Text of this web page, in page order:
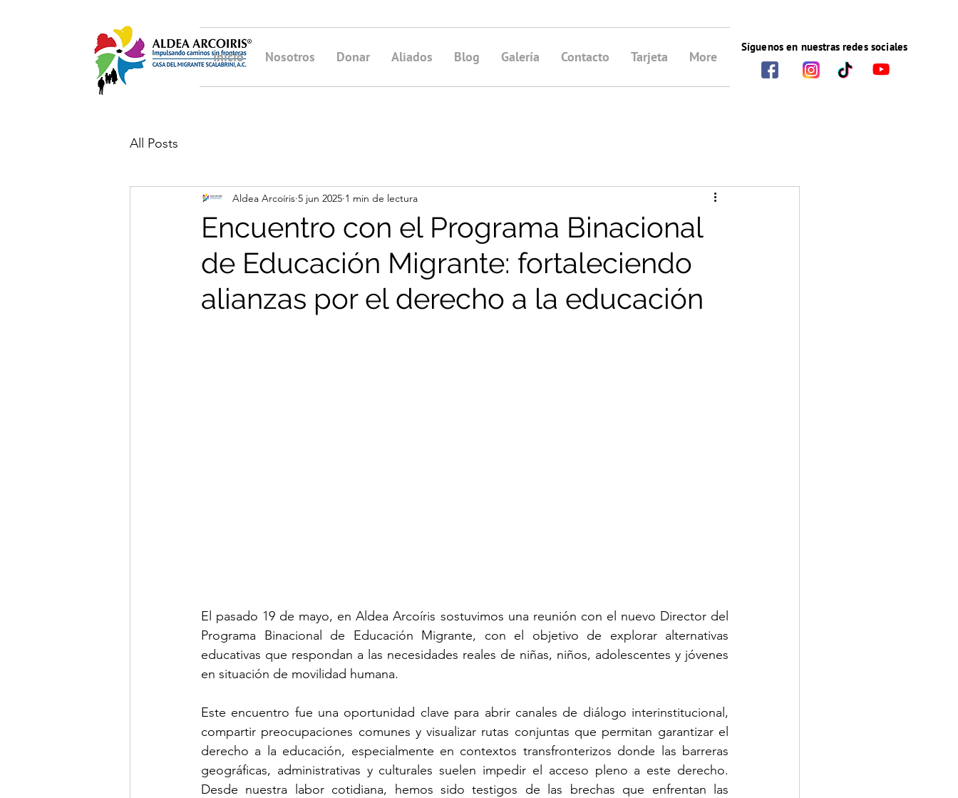
Síguenos en nuestras redes sociales
Inicio Nosotros Donar Aliados Blog Galería Contacto Tarjeta More
All Posts
Encuentro con el Programa Binacional
de Educación Migrante: fortaleciendo
alianzas por el derecho a la educación
Aldea Arcoíris 5 jun 2025 1 min de lectura
El pasado 19 de mayo, en Aldea Arcoíris sostuvimos una reunión con el nuevo Director del
Programa Binacional de Educación Migrante, con el objetivo de explorar alternativas
educativas que respondan a las necesidades reales de niñas, niños, adolescentes y jóvenes
en situación de movilidad humana.
Este encuentro fue una oportunidad clave para abrir canales de diálogo interinstitucional,
compartir preocupaciones comunes y visualizar rutas conjuntas que permitan garantizar el
derecho a la educación, especialmente en contextos transfronterizos donde las barreras
geográficas, administrativas y culturales suelen impedir el acceso pleno a este derecho.
Desde nuestra labor cotidiana, hemos sido testigos de las brechas que enfrentan las